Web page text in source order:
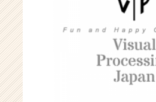
チ
ー・
成